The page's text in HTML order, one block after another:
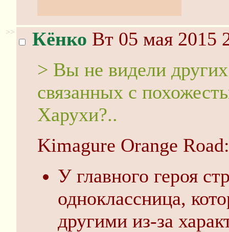
>> Кёнко Вт 05 мая 2015
> Вы не видели
связанных с
Харухи?..
Kimagure Orange Road:
У главного героя
одноклассница,
другими из-за